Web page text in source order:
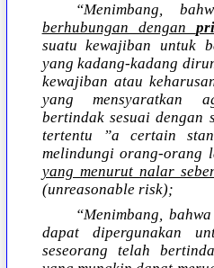
“Menimbang,
berhubungan dengan
suatu kewajiban untuk
yang kadang-kadang
kewajiban atau
yang mensyaratkan
bertindak sesuai dengan
tertentu ”a certain
melindungi orang-orang
yang menurut nalar
(unreasonable risk);
“Menimbang,
dapat dipergunakan
seseorang telah